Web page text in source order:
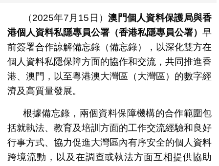
（2025年7月15日）澳門個人資料保護局與香
港個人資料私隱專員公署（香港私隱專員公署）早
前簽署合作諒解備忘錄（備忘錄），以深化雙方在
個人資料私隱保障方面的協作和交流，共同推進香
港、澳門，以至粵港澳大灣區（大灣區）的數字經
濟及高質量發展。
根據備忘錄，兩個資料保障機構的合作範圍包
括就執法、教育及培訓方面的工作交流經驗和良好
行事方式、協力促進大灣區內有序安全的個人資料
跨境流動，以及在調查或執法方面互相提供協助